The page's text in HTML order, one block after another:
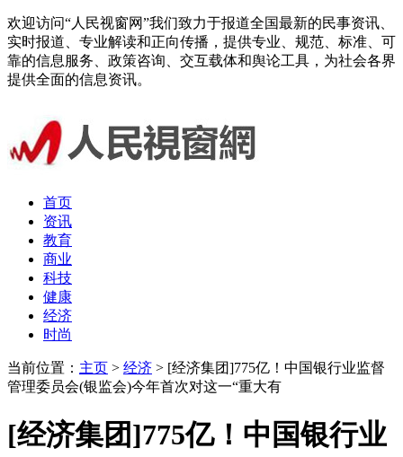
欢迎访问“人民视窗网”我们致力于报道全国最新的民事资讯、
实时报道、专业解读和正向传播，提供专业、规范、标准、可
靠的信息服务、政策咨询、交互载体和舆论工具，为社会各界
提供全面的信息资讯。
首页
资讯
教育
商业
科技
健康
经济
时尚
当前位置： 主页 > 经济 > [经济集团]775亿！中国银行业监督
管理委员会(银监会)今年首次对这一“重大有
[经济集团]775亿！中国银行业